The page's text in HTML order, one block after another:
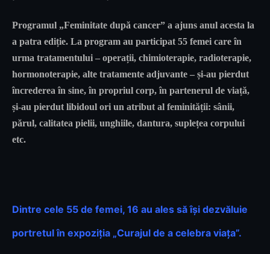
Programul „Feminitate după cancer” a ajuns anul acesta la
a patra ediție. La program au participat 55 femei care în
urma tratamentului – operații, chimioterapie, radioterapie,
hormonoterapie, alte tratamente adjuvante – și-au pierdut
încrederea în sine, în propriul corp, în partenerul de viață,
și-au pierdut libidoul ori un atribut al feminității: sânii,
părul, calitatea pielii, unghiile, dantura, suplețea corpului
etc.
Dintre cele 55 de femei, 16 au ales să își dezvăluie
portretul în expoziția „Curajul de a celebra viața”.